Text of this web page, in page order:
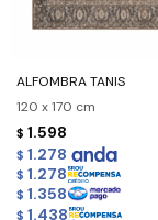
ALFOMBRA TANIS
120 x 170 cm
$ 1.598
$ 1.278
$ 1.278
$ 1.358
$ 1.438